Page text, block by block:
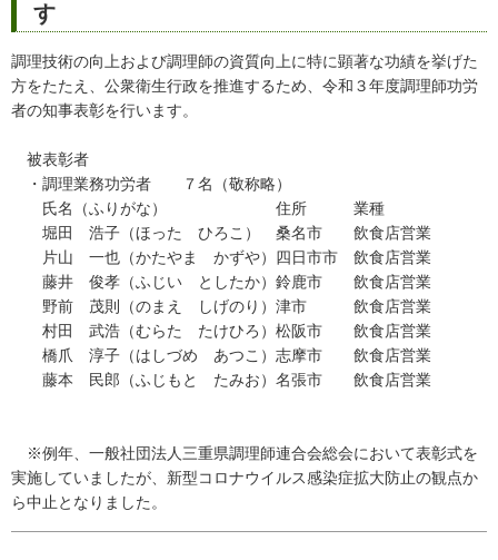
す
調理技術の向上および調理師の資質向上に特に顕著な功績を挙げた
方をたたえ、公衆衛生行政を推進するため、令和３年度調理師功労
者の知事表彰を行います。
被表彰者
・調理業務功労者 ７名（敬称略）
氏名（ふりがな） 住所 業種
堀田 浩子（ほった ひろこ） 桑名市 飲食店営業
片山 一也（かたやま かずや）四日市市 飲食店営業
藤井 俊孝（ふじい としたか）鈴鹿市 飲食店営業
野前 茂則（のまえ しげのり）津市 飲食店営業
村田 武浩（むらた たけひろ）松阪市 飲食店営業
橋爪 淳子（はしづめ あつこ）志摩市 飲食店営業
藤本 民郎（ふじもと たみお）名張市 飲食店営業
※例年、一般社団法人三重県調理師連合会総会において表彰式を
実施していましたが、新型コロナウイルス感染症拡大防止の観点か
ら中止となりました。